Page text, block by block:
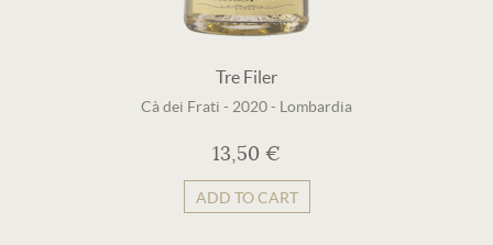
Tre Filer
Cà dei Frati - 2020- Lombardia
13,50 €
ADD TO CART